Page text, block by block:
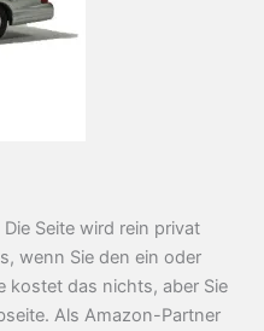
Seite wird rein privat
wenn Sie den ein oder
kostet das nichts, aber Sie
Als Amazon-Partner